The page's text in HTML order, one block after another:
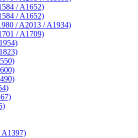
/ A1652)
/ A1652)
/ A2013 / A1934)
/ A1709)
A1397)